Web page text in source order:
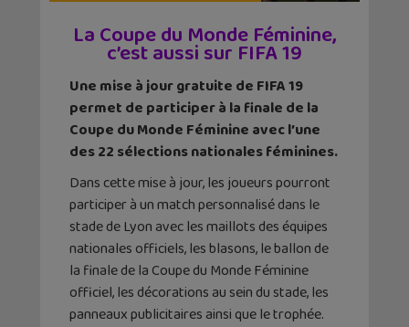
La Coupe du Monde Féminine,
c’est aussi sur FIFA 19
Une mise à jour gratuite de FIFA 19
permet de participer à la finale de la
Coupe du Monde Féminine avec l’une
des 22 sélections nationales féminines.
Dans cette mise à jour, les joueurs pourront
participer à un match personnalisé dans le
stade de Lyon avec les maillots des équipes
nationales officiels, les blasons, le ballon de
la finale de la Coupe du Monde Féminine
officiel, les décorations au sein du stade, les
panneaux publicitaires ainsi que le trophée.